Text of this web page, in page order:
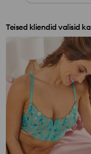
Teised kliendid valisid ka